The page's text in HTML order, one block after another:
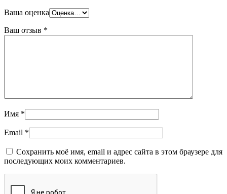
Ваша оценка
Ваш отзыв *
Имя *
Email *
Сохранить моё имя, email и адрес сайта в этом браузере для
последующих моих комментариев.